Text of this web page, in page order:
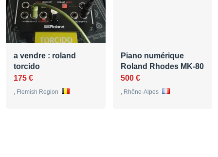
a vendre : roland
torcido
175 €
, Flemish Region
Piano numérique
Roland Rhodes MK-80
500 €
, Rhône-Alpes